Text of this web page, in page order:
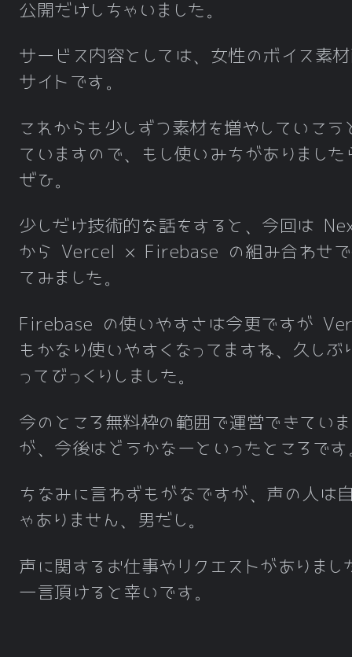
公開だけしちゃいました。
サービス内容としては、女性のボイス素
サイトです。
これからも少しずつ素材を増やしていこう
ていますので、もし使いみちがありました
ぜひ。
少しだけ技術的な話をすると、今回は
から Vercel × Firebase の組み合わせで
てみました。
Firebase の使いやすさは今更ですが
もかなり使いやすくなってますね、久しぶ
ってびっくりしました。
今のところ無料枠の範囲で運営できてい
が、今後はどうかなーといったところです
ちなみに言わずもがなですが、声の人は
ゃありません、男だし。
声に関するお仕事やリクエストがありまし
一言頂けると幸いです。